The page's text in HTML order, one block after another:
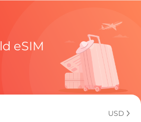
eSIM
USD